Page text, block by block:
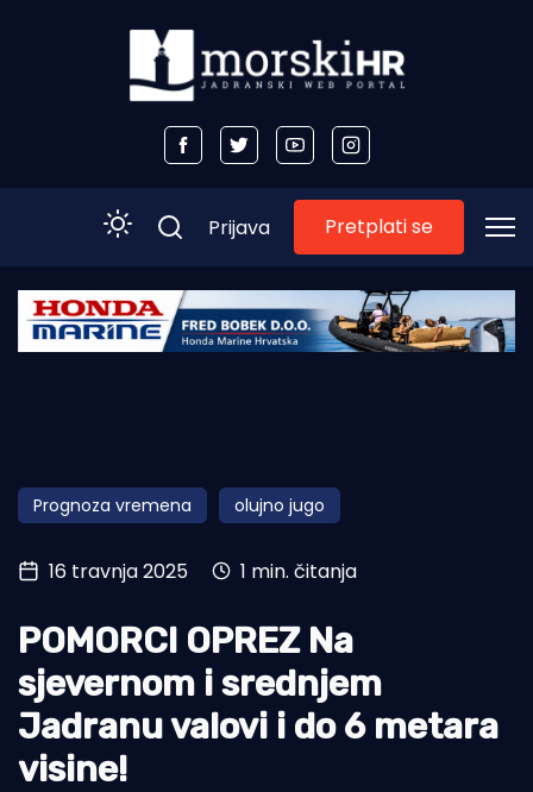
Početna
Obala
Otoci
Turizam i nautika
Pomorstvo
Ribolov
Ekologija
Tradicija i kultura
Prijava Pretplati se
Prognoza vremena olujno jugo
16 travnja 2025 1 min. čitanja
POMORCI OPREZ Na
sjevernom i srednjem
Jadranu valovi i do 6 metara
visine!